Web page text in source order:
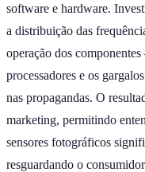
software e hardware.
a distribuição das
operação dos
processadores e os
nas propagandas. O
marketing, permitindo
sensores fotográficos
resguardando o